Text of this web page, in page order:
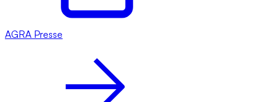
AGRA Presse